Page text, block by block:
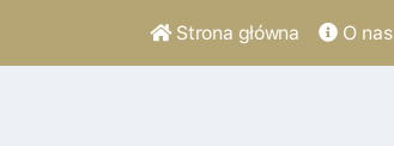
Strona główna O nas